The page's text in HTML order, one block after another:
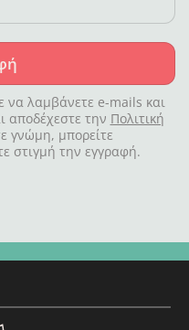
λαμβάνετε e-mails και
αποδέχεστε την Πολιτική
γνώμη, μπορείτε
στιγμή την εγγραφή.